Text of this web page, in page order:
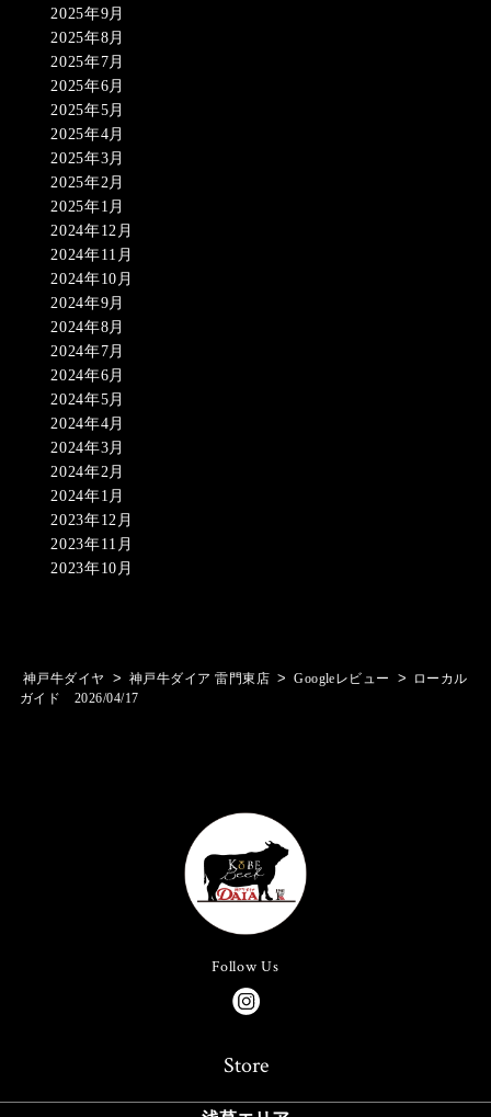
2025年9月
2025年8月
2025年7月
2025年6月
2025年5月
2025年4月
2025年3月
2025年2月
2025年1月
2024年12月
2024年11月
2024年10月
2024年9月
2024年8月
2024年7月
2024年6月
2024年5月
2024年4月
2024年3月
2024年2月
2024年1月
2023年12月
2023年11月
2023年10月
神戸牛ダイヤ > 神戸牛ダイア 雷門東店 > Googleレビュー >
ローカル
ガイド 2026/04/17
Follow Us
Store